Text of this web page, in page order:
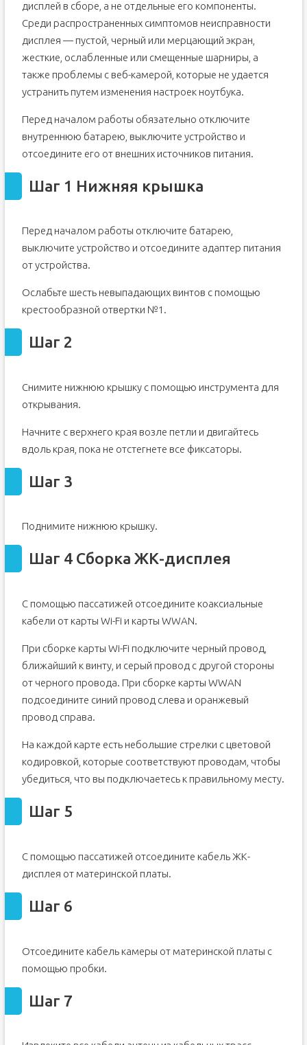
дисплей в сборе, а не отдельные его компоненты.
Среди распространенных симптомов неисправности
дисплея — пустой, черный или мерцающий экран,
жесткие, ослабленные или смещенные шарниры, а
также проблемы с веб-камерой, которые не удается
устранить путем изменения настроек ноутбука.
Перед началом работы обязательно отключите
внутреннюю батарею, выключите устройство и
отсоедините его от внешних источников питания.
Шаг 1 Нижняя крышка
Перед началом работы отключите батарею,
выключите устройство и отсоедините адаптер питания
от устройства.
Ослабьте шесть невыпадающих винтов с помощью
крестообразной отвертки №1.
Шаг 2
Снимите нижнюю крышку с помощью инструмента для
открывания.
Начните с верхнего края возле петли и двигайтесь
вдоль края, пока не отстегнете все фиксаторы.
Шаг 3
Поднимите нижнюю крышку.
Шаг 4 Сборка ЖК-дисплея
С помощью пассатижей отсоедините коаксиальные
кабели от карты Wi-Fi и карты WWAN.
При сборке карты Wi-Fi подключите черный провод,
ближайший к винту, и серый провод с другой стороны
от черного провода. При сборке карты WWAN
подсоедините синий провод слева и оранжевый
провод справа.
На каждой карте есть небольшие стрелки с цветовой
кодировкой, которые соответствуют проводам, чтобы
убедиться, что вы подключаетесь к правильному месту.
Шаг 5
С помощью пассатижей отсоедините кабель ЖК-
дисплея от материнской платы.
Шаг 6
Отсоедините кабель камеры от материнской платы с
помощью пробки.
Шаг 7